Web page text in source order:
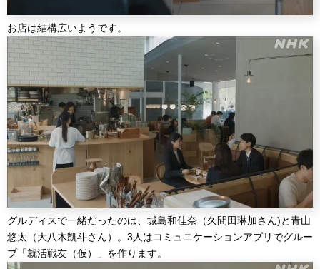
お店は結構広いようです。
グルディスで一緒だったのは、城島和佳奈（久間田琳加さん)と青山
悠太（大八木凱斗さん）。3人はコミュニケーションアプリでグルー
プ「就活戦友（仮）」を作ります。